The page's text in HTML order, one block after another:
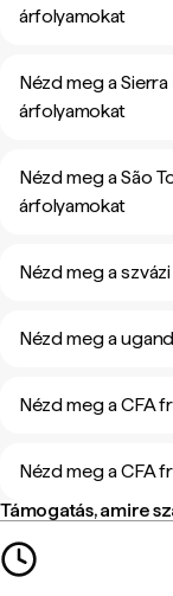
árfolyamokat
Nézd meg a
árfolyamokat
Nézd meg a São
árfolyamokat
Nézd meg a
Nézd meg a
Nézd meg a CFA
Nézd meg a CFA
Támogatás, amire